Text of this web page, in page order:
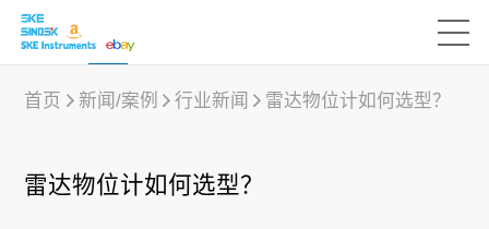
产品中心
首页 新闻/案例 行业新闻 雷达物位计如何选型？
雷达物位计如何选型？